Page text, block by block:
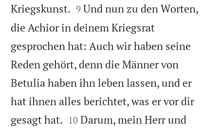
Kriegskunst. 

9 Und nun zu den Worten,
die Achior in deinem Kriegsrat
gesprochen hat: Auch wir haben seine
Reden gehört, denn die Männer von
Betulia haben ihn leben lassen, und er
hat ihnen alles berichtet, was er vor dir
gesagt hat. 

10 Darum, mein Herr und